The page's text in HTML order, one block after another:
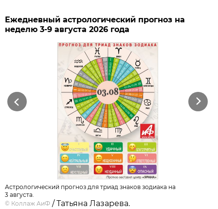
Ежедневный астрологический прогноз на
неделю 3-9 августа 2026 года
Previous Next
Астрологический прогноз для триад знаков зодиака на
3 августа.
© Коллаж АиФ / Татьяна Лазарева.